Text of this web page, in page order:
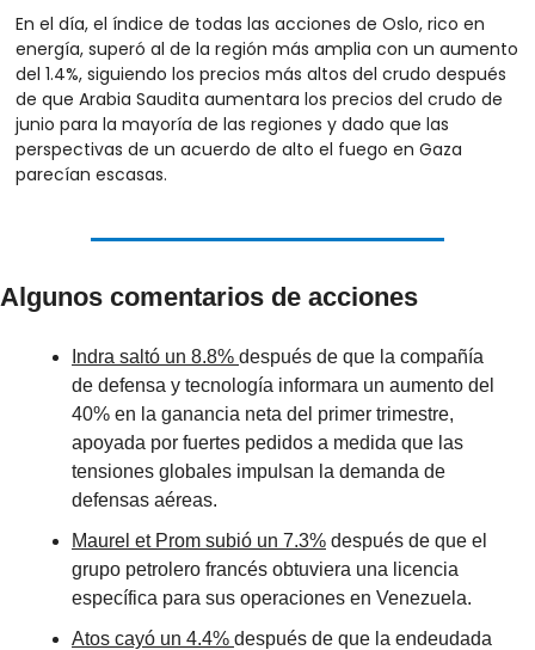
En el día, el índice de todas las acciones de Oslo, rico en
energía, superó al de la región más amplia con un aumento
del 1.4%, siguiendo los precios más altos del crudo después
de que Arabia Saudita aumentara los precios del crudo de
junio para la mayoría de las regiones y dado que las
perspectivas de un acuerdo de alto el fuego en Gaza
parecían escasas.
Algunos comentarios de acciones
Indra saltó un 8.8% después de que la compañía
de defensa y tecnología informara un aumento del
40% en la ganancia neta del primer trimestre,
apoyada por fuertes pedidos a medida que las
tensiones globales impulsan la demanda de
defensas aéreas.
Maurel et Prom subió un 7.3% después de que el
grupo petrolero francés obtuviera una licencia
específica para sus operaciones en Venezuela.
Atos cayó un 4.4% después de que la endeudada